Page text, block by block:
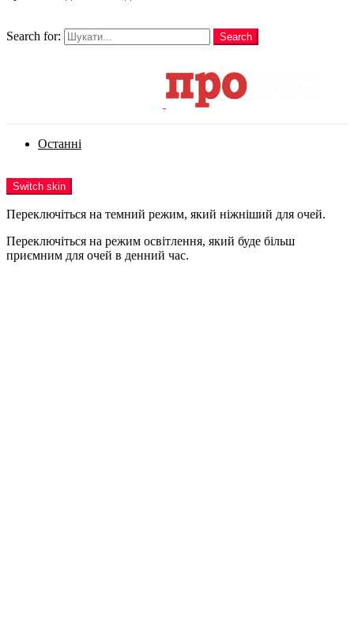
Search for:
Search
Останні
Switch skin
Переключіться на темний режим, який ніжніший для очей.
Переключіться на режим освітлення, який буде більш
приємним для очей в денний час.